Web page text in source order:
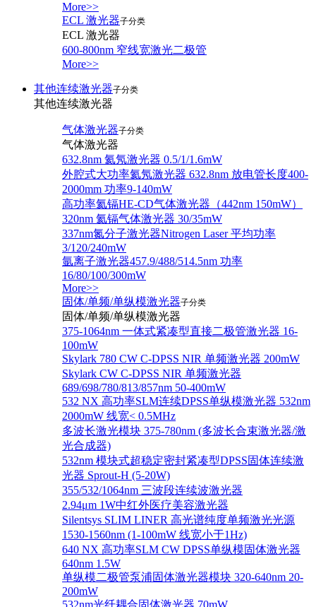
More>>
ECL 激光器子分类
ECL 激光器
600-800nm 窄线宽激光二极管
More>>
其他连续激光器子分类
其他连续激光器
气体激光器子分类
气体激光器
632.8nm 氦氖激光器 0.5/1/1.6mW
外腔式大功率氦氖激光器 632.8nm 放电管长度400-
2000mm 功率9-140mW
高功率氦镉HE-CD气体激光器（442nm 150mW）
320nm 氦镉气体激光器 30/35mW
337nm氮分子激光器Nitrogen Laser 平均功率
3/120/240mW
氩离子激光器457.9/488/514.5nm 功率
16/80/100/300mW
More>>
固体/单频/单纵模激光器子分类
固体/单频/单纵模激光器
375-1064nm 一体式紧凑型直接二极管激光器 16-
100mW
Skylark 780 CW C-DPSS NIR 单频激光器 200mW
Skylark CW C-DPSS NIR 单频激光器
689/698/780/813/857nm 50-400mW
532 NX 高功率SLM连续DPSS单纵模激光器 532nm
2000mW 线宽< 0.5MHz
多波长激光模块 375-780nm (多波长合束激光器/激
光合成器)
532nm 模块式超稳定密封紧凑型DPSS固体连续激
光器 Sprout-H (5-20W)
355/532/1064nm 三波段连续波激光器
2.94μm 1W中红外医疗美容激光器
Silentsys SLIM LINER 高光谱纯度单频激光光源
1530-1560nm (1-100mW 线宽小于1Hz)
640 NX 高功率SLM CW DPSS单纵模固体激光器
640nm 1.5W
单纵模二极管泵浦固体激光器模块 320-640nm 20-
200mW
532nm光纤耦合固体激光器 70mW